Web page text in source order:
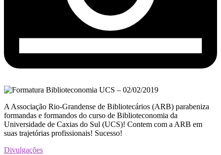
A Associação Rio-Grandense de Bibliotecários (ARB) parabeniza
formandas e formandos do curso de Biblioteconomia da
Universidade de Caxias do Sul (UCS)! Contem com a ARB em
suas trajetórias profissionais! Sucesso!
Divulgações